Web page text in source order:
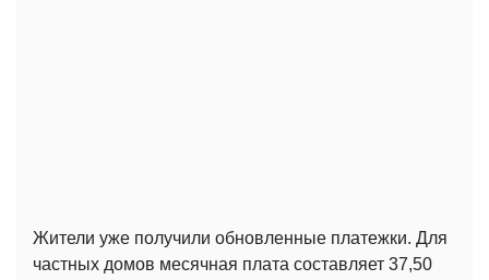
Жители уже получили обновленные платежки. Для
частных домов месячная плата составляет 37,50